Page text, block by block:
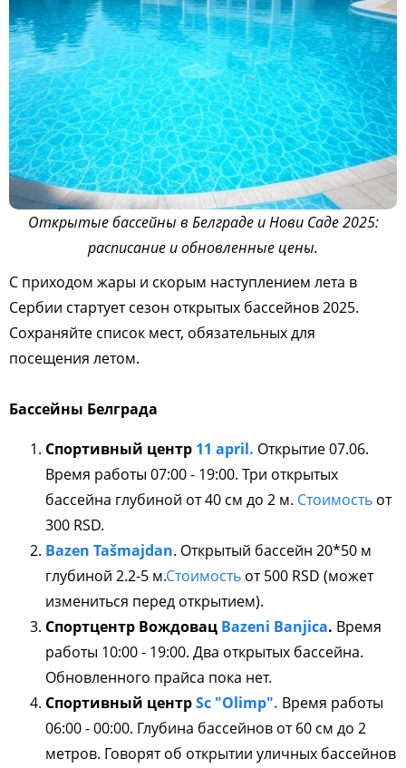
Открытые бассейны в Белграде и Нови Саде 2025:
расписание и обновленные цены.
С приходом жары и скорым наступлением лета в
Сербии стартует сезон открытых бассейнов 2025.
Сохраняйте список мест, обязательных для
посещения летом.
Бассейны Белграда
Спортивный центр 11 april. Открытие 07.06.
Время работы 07:00 - 19:00. Три открытых
бассейна глубиной от 40 см до 2 м. Стоимость от
300 RSD.
Bazen Tašmajdan. Открытый бассейн 20*50 м
глубиной 2.2-5 м.Стоимость от 500 RSD (может
измениться перед открытием).
Спортцентр Вождовац Bazeni Banjica. Время
работы 10:00 - 19:00. Два открытых бассейна.
Обновленного прайса пока нет.
Спортивный центрSc "Olimp". Время работы
06:00 - 00:00. Глубина бассейнов от 60 см до 2
метров. Говорят об открытии уличных бассейнов